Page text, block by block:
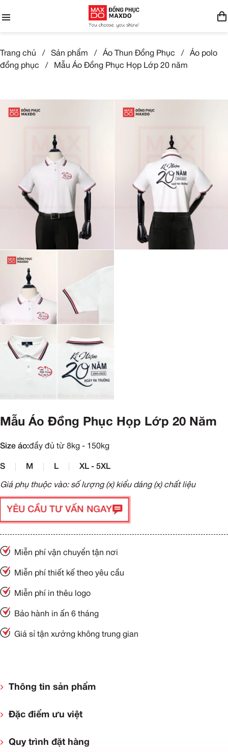
Trang chủ / Sản phẩm / Áo Thun Đồng Phục /
Áo polo
đồng phục
/ Mẫu Áo Đồng Phục Họp Lớp 20 năm
Mẫu Áo Đồng Phục Họp Lớp 20 Năm
Size áo:đầy đủ từ 8kg - 150kg
S M L XL - 5XL
Giá phụ thuộc vào: số lượng (x) kiểu dáng (x) chất liệu
YÊU CẦU TƯ VẤN NGAY
Miễn phí vận chuyển tận nơi
Miễn phí thiết kế theo yêu cầu
Miễn phí in thêu logo
Bảo hành in ấn 6 tháng
Giá sỉ tận xưởng không trung gian
Thông tin sản phẩm
Đặc điểm ưu việt
Quy trình đặt hàng